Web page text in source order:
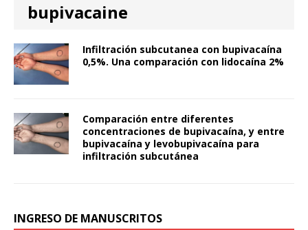
bupivacaine
Infiltración subcutanea con bupivacaína
0,5%. Una comparación con lidocaína 2%
Comparación entre diferentes
concentraciones de bupivacaína, y entre
bupivacaína y levobupivacaína para
infiltración subcutánea
INGRESO DE MANUSCRITOS